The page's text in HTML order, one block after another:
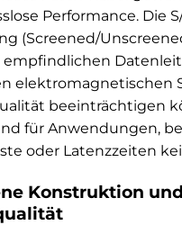
Performance. Die
(Screened/
empfindlichen
elektromagnetischen
beeinträchtigen
für Anwendungen,
oder Latenzzeiten
Konstruktion und